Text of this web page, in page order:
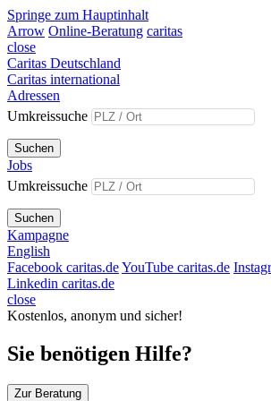
Springe zum Hauptinhalt
Arrow Online-Beratung caritas
close
Caritas Deutschland
Caritas international
Adressen
Umkreissuche
Suchen
Jobs
Umkreissuche
Suchen
Kampagne
English
Facebook caritas.deYouTube caritas.de
Linkedin caritas.de
close
Kostenlos, anonym und sicher!
Sie benötigen Hilfe?
Zur Beratung